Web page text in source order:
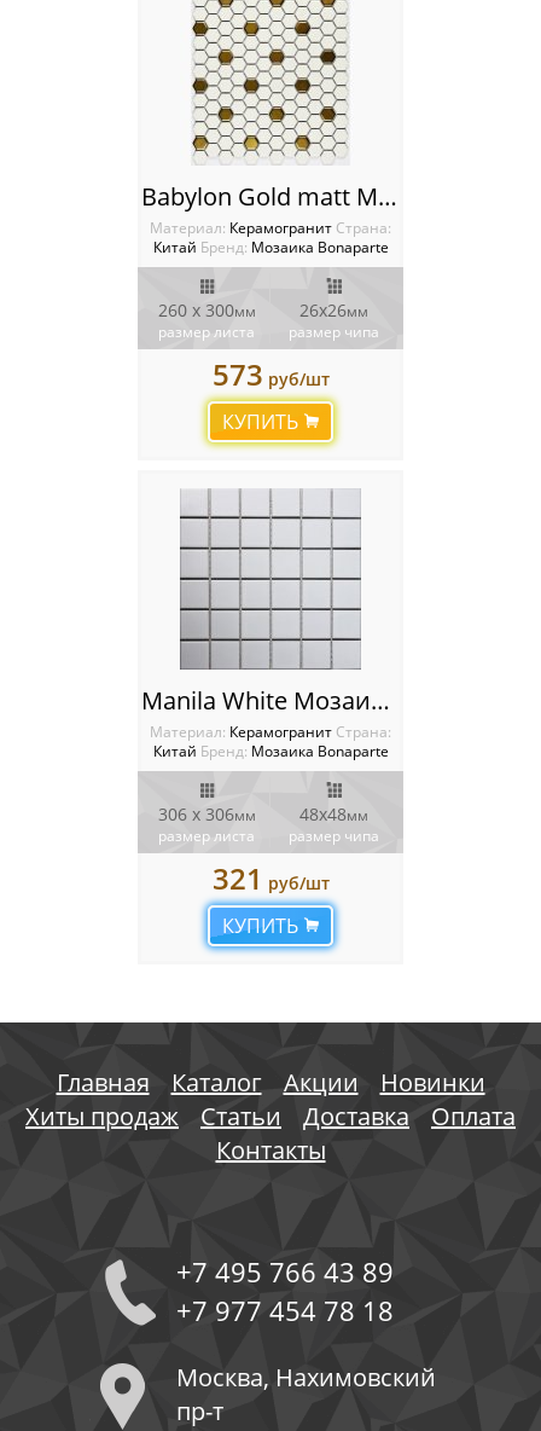
Babylon Gold matt Мозаика Bonaparte
Материал: Керамогранит Cтрана:
Китай Бренд: Мозаика Bonaparte
260 x 300мм
размер листа
26x26мм
размер чипа
573 руб/шт
КУПИТЬ
Manila White Мозаика Bonaparte
Материал: Керамогранит Cтрана:
Китай Бренд: Мозаика Bonaparte
306 x 306мм
размер листа
48x48мм
размер чипа
321 руб/шт
КУПИТЬ
Главная Каталог Акции
Новинки
Хиты продаж
Статьи Доставка
Оплата
Контакты
+7 495 766 43 89
+7 977 454 78 18
Москва, Нахимовский
пр-т